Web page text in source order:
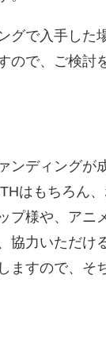
グで入手した
ので、ご検討
ンディングが
はもちろん
プ様や、アニ
協力いただけ
ますので、そ